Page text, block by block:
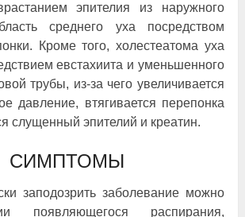
эпителия из наружного
среднего уха посредством
Кроме того, холестеатома уха
евстахиита и уменьшенного
трубы, из-за чего увеличивается
давление, втягивается перепонка
слущенный эпителий и креатин.
СИМПТОМЫ
заподозрить заболевание можно
появляющегося распирания,